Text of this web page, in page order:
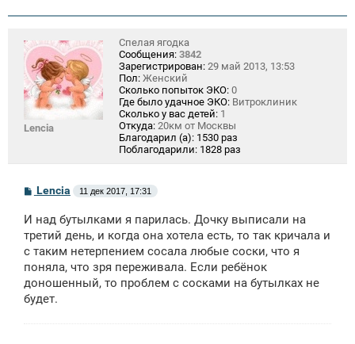
Lencia
Спелая ягодка
Сообщения: 3842
Зарегистрирован: 29 май 2013, 13:53
Пол: Женский
Сколько попыток ЭКО: 0
Где было удачное ЭКО: Витроклиник
Сколько у вас детей: 1
Откуда: 20км от Москвы
Благодарил (а): 1530 раз
Поблагодарили: 1828 раз
С
о
б
щ
н
и
Lencia 11 дек 2017, 17:31
И над бутылками я парилась. Дочку выписали на
третий день, и когда она хотела есть, то так кричала и
с таким нетерпением сосала любые соски, что я
поняла, что зря переживала. Если ребёнок
доношенный, то проблем с сосками на бутылках не
будет.